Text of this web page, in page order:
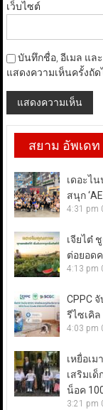
เว็บไซต์
บันทึกชื่อ, อีเมล แล
แสดงความเห็นครั้งถัด
สยาม อัพเดท
เดอะไ
สนุก
4:31 pm
เจียไต๋
ต่อยอด
4:13 pm
CPPC
รีไซเคิ
4:03 pm
เหยื่อเ
เสริมเ
น็อค
3:21 pm